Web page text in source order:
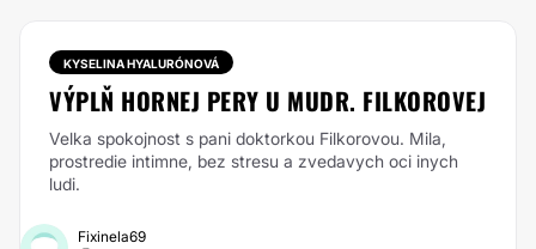
KYSELINA HYALURÓNOVÁ
VÝPLŇ HORNEJ PERY U MUDR. FILKOROVEJ
Velka spokojnost s pani doktorkou Filkorovou. Mila,
prostredie intimne, bez stresu a zvedavych oci inych
ludi.
Fixinela69